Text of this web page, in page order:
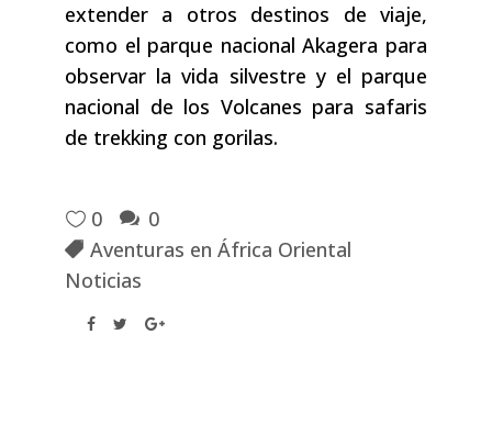
extender a otros destinos de viaje,
como el parque nacional Akagera para
observar la vida silvestre y el parque
nacional de los Volcanes para safaris
de trekking con gorilas.
0
0
Aventuras en África Oriental
Noticias